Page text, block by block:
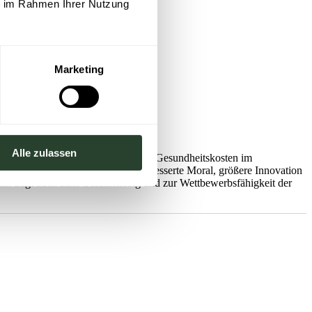
Rahmen Ihrer Nutzung
Marketing
Alle zulassenBelegschaft, reduzierte Gesundheitskosten im
sehen oft eine verbesserte Moral, größere Innovation
trägt auch zum Gesamterfolg und zur Wettbewerbsfähigkeit der